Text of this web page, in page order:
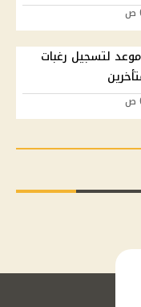
موعد لتسجيل رغبات